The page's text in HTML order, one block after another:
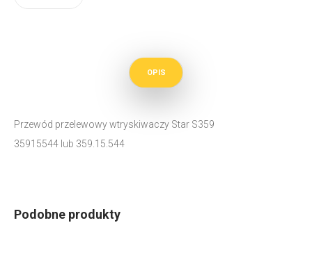
OPIS
Przewód przelewowy wtryskiwaczy Star S359
35915544 lub 359.15.544
Podobne produkty